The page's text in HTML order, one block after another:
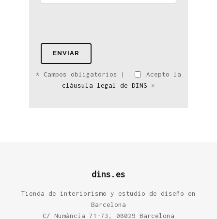
* Campos obligatorios | Acepto la
cláusula legal de DINS *
dins.es
​Tienda de interiorismo y estudio de diseño en
Barcelona
C/ Numància 71-73, 08029 Barcelona